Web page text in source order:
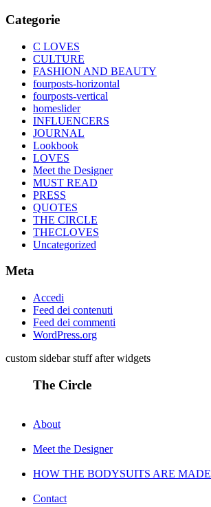
Categorie
C LOVES
CULTURE
FASHION AND BEAUTY
fourposts-horizontal
fourposts-vertical
homeslider
INFLUENCERS
JOURNAL
Lookbook
LOVES
Meet the Designer
MUST READ
PRESS
QUOTES
THE CIRCLE
THECLOVES
Uncategorized
Meta
Accedi
Feed dei contenuti
Feed dei commenti
WordPress.org
custom sidebar stuff after widgets
The Circle
About
Meet the Designer
HOW THE BODYSUITS ARE MADE
Contact